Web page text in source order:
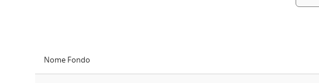
Nome Fondo